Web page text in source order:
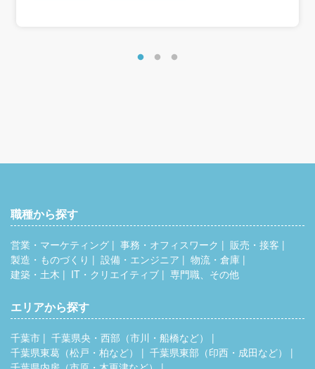
職種から探す
営業・マーケティング 事務・オフィスワーク
販売・接客
製造・ものづくり
設備・エンジニア
物流・倉庫
建築・土木
IT・クリエイティブ 専門職、その他
エリアから探す
千葉市
千葉県央・西部（市川・船橋など）
千葉県東葛（松戸・柏など）
千葉県東部（印西・成田など）